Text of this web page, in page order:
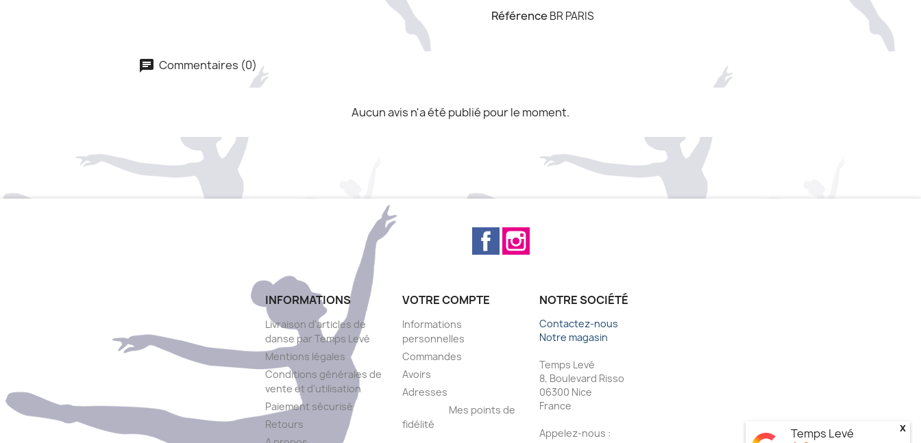
Référence BR PARIS
Commentaires (0)
Aucun avis n'a été publié pour le moment.
Facebook
INFORMATIONS
Livraison d'articles de
danse par Temps Levé
Mentions légales
Conditions générales de
vente et d'utilisation
Paiement sécurisé
Retours
VOTRE COMPTE
Informations
personnelles
Commandes
Avoirs
Adresses
Mes points de
fidélité
NOTRE SOCIÉTÉ
Contactez-nous
Notre magasin
Temps Levé
8, Boulevard Risso
06300 Nice
France
Appelez-nous :
Temps Levé x